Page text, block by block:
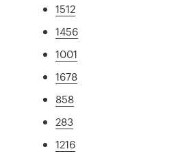
1512
1456
1001
1678
858
283
1216